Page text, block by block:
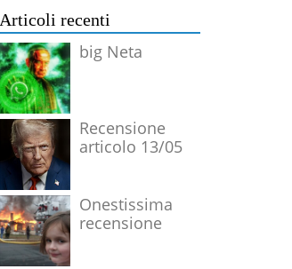
Articoli recenti
big Neta
Recensione
articolo 13/05
Onestissima
recensione